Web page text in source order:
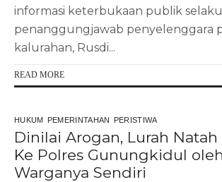
informasi keterbukaan publik selaku
penanggungjawab penyelenggara
kalurahan, Rusdi...
READ MORE
HUKUM PEMERINTAHAN PERISTIWA
Dinilai Arogan, Lurah
Ke Polres Gunungkidul oleh
Warganya Sendiri